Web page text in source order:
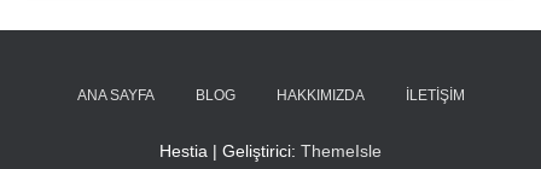
ANA SAYFA BLOG HAKKIMIZDA İLETIŞIM
Hestia | Geliştirici: ThemeIsle